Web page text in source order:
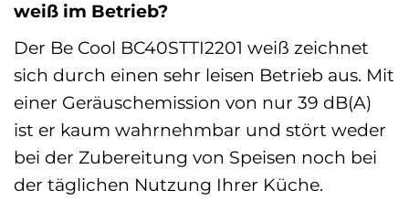
weiß im Betrieb?
Der Be Cool BC40STTI2201 weiß zeichnet
sich durch einen sehr leisen Betrieb aus. Mit
einer Geräuschemission von nur 39 dB(A)
ist er kaum wahrnehmbar und stört weder
bei der Zubereitung von Speisen noch bei
der täglichen Nutzung Ihrer Küche.